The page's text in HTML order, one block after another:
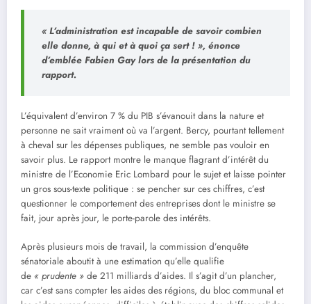
« L’administration est incapable de savoir combien
elle donne, à qui et à quoi ça sert ! », énonce
d’emblée Fabien Gay lors de la présentation du
rapport.
L’équivalent d’environ 7 % du PIB s’évanouit dans la nature et
personne ne sait vraiment où va l’argent. Bercy, pourtant tellement
à cheval sur les dépenses publiques, ne semble pas vouloir en
savoir plus. Le rapport montre le manque flagrant d’intérêt du
ministre de l’Economie Eric Lombard pour le sujet et laisse pointer
un gros sous-texte politique : se pencher sur ces chiffres, c’est
questionner le comportement des entreprises dont le ministre se
fait, jour après jour, le porte-parole des intérêts.
Après plusieurs mois de travail, la commission d’enquête
sénatoriale aboutit à une estimation qu’elle qualifie
de « prudente » de 211 milliards d’aides. Il s’agit d’un plancher,
car c’est sans compter les aides des régions, du bloc communal et